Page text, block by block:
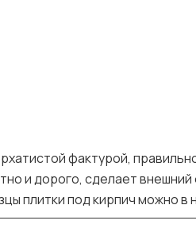
фактурой,
и дорого, сделает
плитки под кирпич можно в